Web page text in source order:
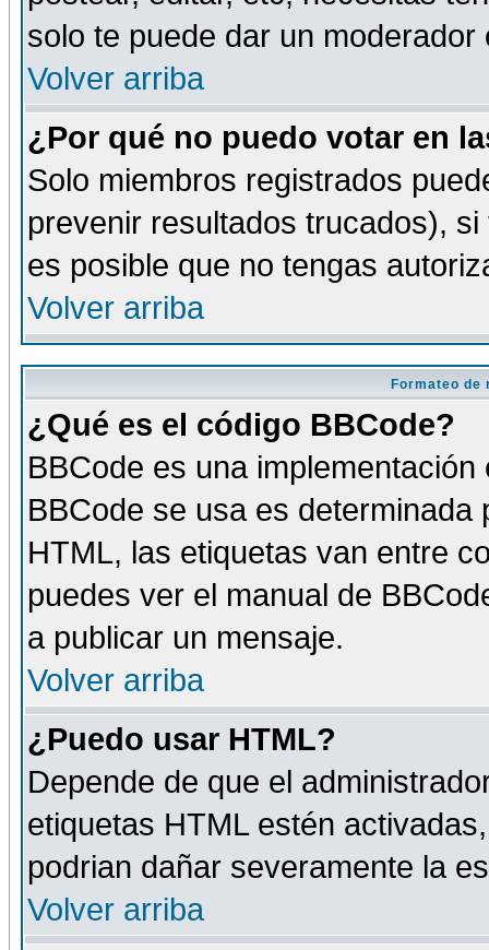
solo te puede dar un
Volver arriba
¿Por qué no puedo votar en
Solo miembros registrados
prevenir resultados trucados),
es posible que no tengas
Volver arriba
Formateo de
¿Qué es el código BBCode?
BBCode es una
BBCode se usa es
HTML, las etiquetas van entre
puedes ver el manual de
a publicar un mensaje.
Volver arriba
¿Puedo usar HTML?
Depende de que el
etiquetas HTML estén
podrian dañar severamente la
Volver arriba